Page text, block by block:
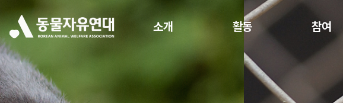
소개 활동 참여